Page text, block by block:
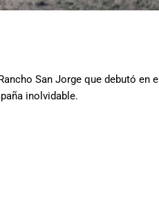
San Jorge que debutó en el
inolvidable.